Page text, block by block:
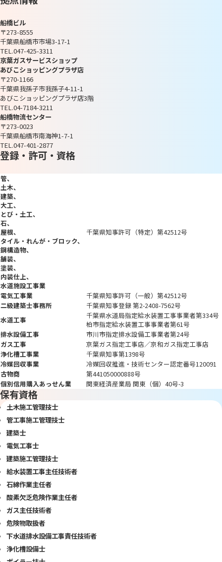
船橋ビル
〒273-8555
千葉県船橋市市場3-17-1
TEL.047-425-3311
京葉ガスサービスショップ
あびこショッピングプラザ店
〒270-1166
千葉県我孫子市我孫子4-11-1
あびこショッピングプラザ店3階
TEL.04-7184-3211
船橋物流センター
〒273-0023
千葉県船橋市南海神1-7-1
TEL.047-401-2877
登録・許可・資格
管
土木
建築
大工
とび・ 土工
石
屋根
タイル・ れんが・ ブロック
鋼構造物
舗装
塗装
内装仕上
水道施設工事業
千葉県知事許可（特定）第42512号
電気工事業
千葉県知事許可（一般）第42512号
二級建築士事務所
千葉県知事登録 第2-2408-7562号
水道工事
千葉県水道局指定給水装置工事事業者第334号
柏市指定給水装置工事事業者第61号
排水設備工事
市川市指定排水設備工事業者第24号
ガス工事
京葉ガス指定工事店／京和ガス指定工事店
浄化槽工事業
千葉県知事第1398号
冷媒回収事業
冷媒回収推進・技術センター認定番号120091
古物商
第441050000888号
個別信用購入あっせん業
関東経済産業局 関東（個）40号-3
保有資格
土木施工管理技士
管工事施工管理技士
建築士
電気工事士
建築施工管理技士
給水装置工事主任技術者
石綿作業主任者
酸素欠乏危険作業主任者
ガス主任技術者
危険物取扱者
下水道排水設備工事責任技術者
浄化槽設備士